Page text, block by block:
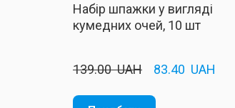
Набір шпажки у вигляді
кумедних очей, 10 шт
139.00  UAH 83.40  UAH